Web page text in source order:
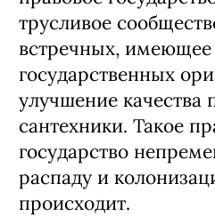
трусливое
встречных, имеющее
государственных
улучшение качества
сантехники. Такое
государство
распаду и
происходит.